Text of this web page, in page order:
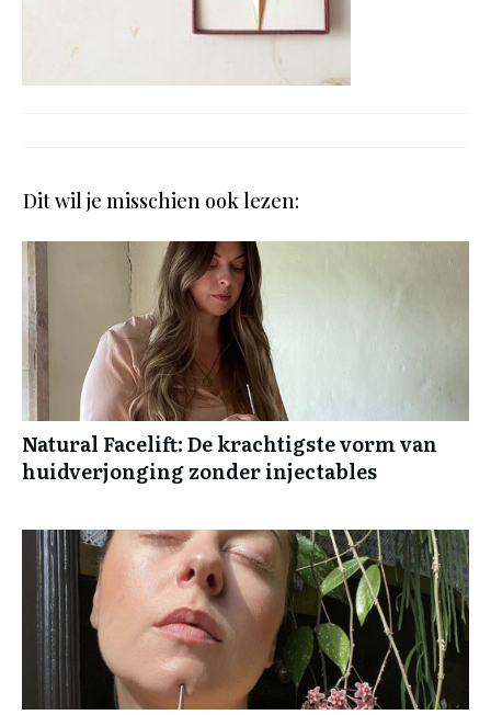
Dit wil je misschien ook lezen:
Natural Facelift: De krachtigste vorm van
huidverjonging zonder injectables